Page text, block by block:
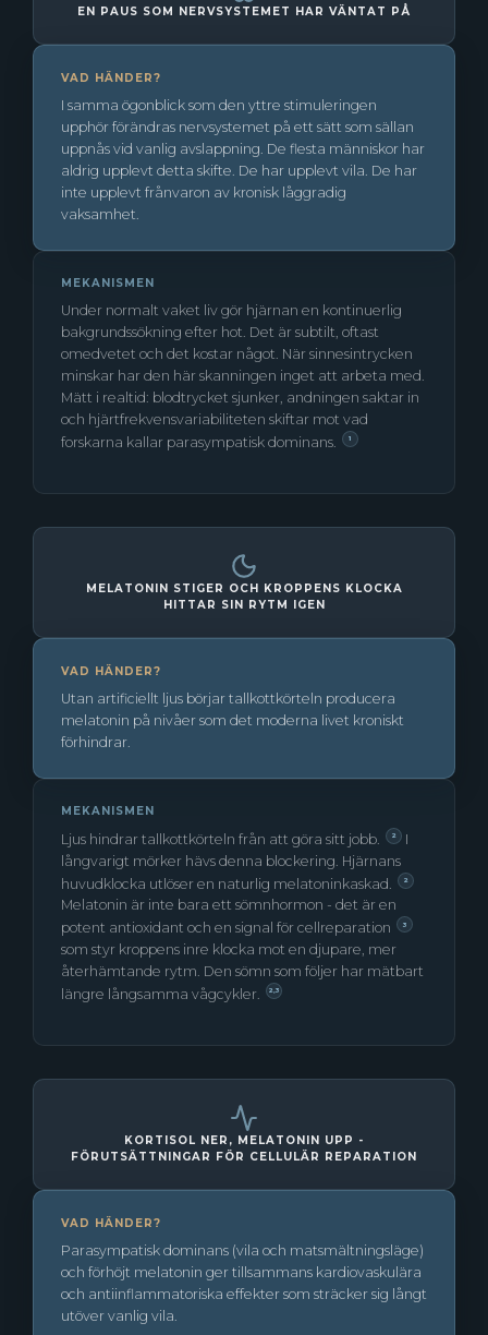
EN PAUS SOM NERVSYSTEMET HAR VÄNTAT PÅ
VAD HÄNDER?
I samma ögonblick som den yttre stimuleringen
upphör förändras nervsystemet på ett sätt som sällan
uppnås vid vanlig avslappning. De flesta människor har
aldrig upplevt detta skifte. De har upplevt vila. De har
inte upplevt frånvaron av kronisk låggradig
vaksamhet.
MEKANISMEN
Under normalt vaket liv gör hjärnan en kontinuerlig
bakgrundssökning efter hot. Det är subtilt, oftast
omedvetet och det kostar något. När sinnesintrycken
minskar har den här skanningen inget att arbeta med.
Mätt i realtid: blodtrycket sjunker, andningen saktar in
och hjärtfrekvensvariabiliteten skiftar mot vad
forskarna kallar parasympatisk dominans.
1
MELATONIN STIGER OCH KROPPENS KLOCKA
HITTAR SIN RYTM IGEN
VAD HÄNDER?
Utan artificiellt ljus börjar tallkottkörteln producera
melatonin på nivåer som det moderna livet kroniskt
förhindrar.
MEKANISMEN
Ljus hindrar tallkottkörteln från att göra sitt jobb. 2
I
långvarigt mörker hävs denna blockering. Hjärnans
huvudklocka utlöser en naturlig melatoninkaskad.
2
Melatonin är inte bara ett sömnhormon - det är en
potent antioxidant och en signal för cellreparation
3
som styr kroppens inre klocka mot en djupare, mer
återhämtande rytm. Den sömn som följer har mätbart
längre långsamma vågcykler.
2,3
KORTISOL NER, MELATONIN UPP -
FÖRUTSÄTTNINGAR FÖR CELLULÄR REPARATION
VAD HÄNDER?
Parasympatisk dominans (vila och matsmältningsläge)
och förhöjt melatonin ger tillsammans kardiovaskulära
och antiinflammatoriska effekter som sträcker sig långt
utöver vanlig vila.